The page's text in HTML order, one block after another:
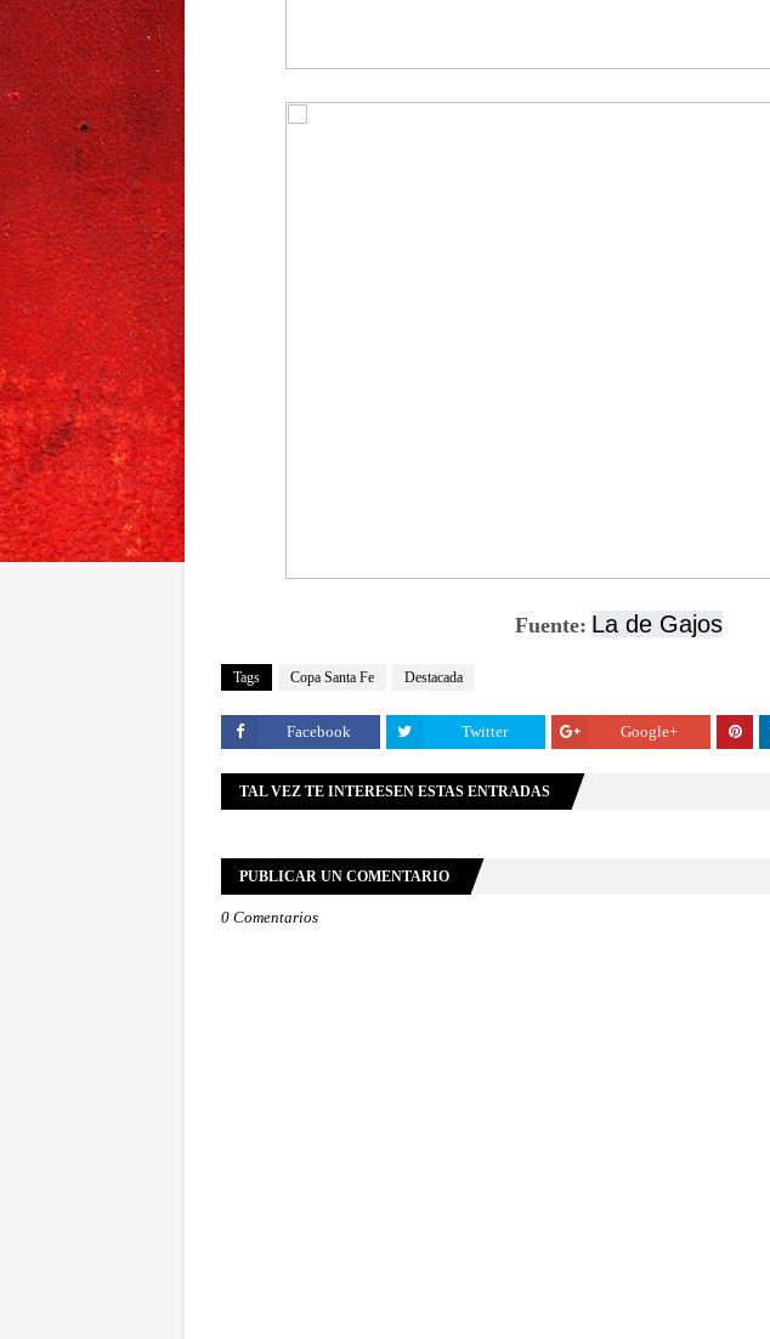
Fuente: La de Gajos
Tags Copa Santa Fe Destacada
Facebook Twitter Google+
TAL VEZ TE INTERESEN ESTAS ENTRADAS
PUBLICAR UN COMENTARIO
0 Comentarios